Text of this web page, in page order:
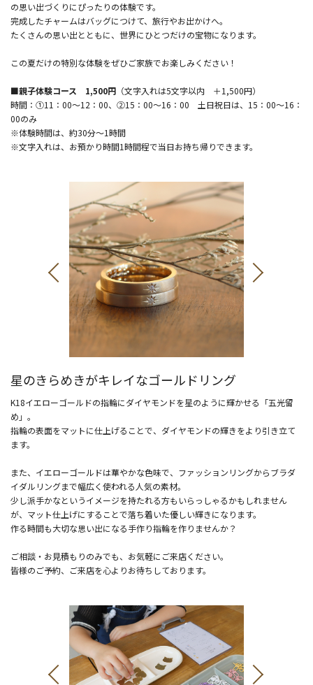
の思い出づくりにぴったりの体験です。
完成したチャームはバッグにつけて、旅行やお出かけへ。
たくさんの思い出とともに、世界にひとつだけの宝物になります。
この夏だけの特別な体験をぜひご家族でお楽しみください！
■親子体験コース 1,500円 （文字入れは5文字以内 ＋1,500円）
時間：①11：00～12：00、②15：00～16：00 土日祝日は、15：00～16：
00のみ
※体験時間は、約30分～1時間
※文字入れは、お預かり時間1時間程で当日お持ち帰りできます。
星のきらめきがキレイなゴールドリング
K18イエローゴールドの指輪にダイヤモンドを星のように輝かせる「五光留
め」。
指輪の表面をマットに仕上げることで、ダイヤモンドの輝きをより引き立て
ます。
また、イエローゴールドは華やかな色味で、ファッションリングからブラダ
イダルリングまで幅広く使われる人気の素材。
少し派手かなというイメージを持たれる方もいらっしゃるかもしれません
が、マット仕上げにすることで落ち着いた優しい輝きになります。
作る時間も大切な思い出になる手作り指輪を作りませんか？
ご相談・お見積もりのみでも、お気軽にご来店ください。
皆様のご予約、ご来店を心よりお待ちしております。